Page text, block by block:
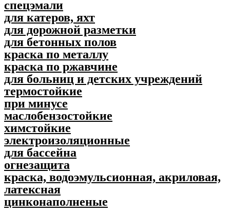
спецэмали
для катеров, яхт
для дорожной разметки
для бетонных полов
краска по металлу
краска по ржавчине
для больниц и детских учреждений
термостойкие
при минусе
маслобензостойкие
химстойкие
электроизоляционные
для бассейна
огнезащита
краска, водоэмульсионная, акриловая,
латексная
цинконаполненые